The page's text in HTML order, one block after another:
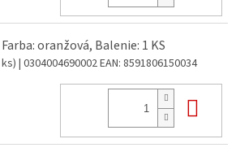
oranžová, Balenie: 1 KS
| 0304004690002EAN: 8591806150034